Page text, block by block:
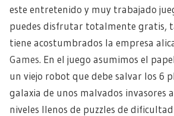
este entretenido y muy trabajado
puedes disfrutar totalmente gratis,
tiene acostumbrados la empresa
Games. En el juego asumimos el
un viejo robot que debe salvar los 6
galaxia de unos malvados invasores
niveles llenos de puzzles de